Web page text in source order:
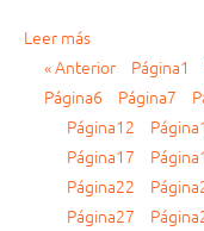
Leer más
« Anterior
Página1
Página6 Página7
Página12 Página
Página17 Página
Página22 Página
Página27 Página